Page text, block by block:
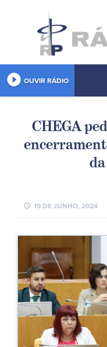
play_circle_filled OUVIR RÁDIO
CHEGA
schedule 19 DE JUNHO, 2024